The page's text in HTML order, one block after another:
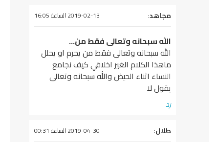
يقول
مجاهد: 2019-02-13 الساعة 16:05
الله سبحانه وتعالى فقط من…
الله سبحانه وتعالى فقط من يحرم او يحلل
ماهذا الكلام الغير اخلاقي كيف نجامع
النساء اثناء الحيض والله سبحانه وتعالى
يقول لا
رد
يقول
طلال: 2019-04-30 الساعة 00:31